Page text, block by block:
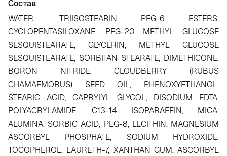
Состав
WATER, TRIISOSTEARIN PEG-6 ESTERS,
CYCLOPENTASILOXANE, PEG-20 METHYL GLUCOSE
SESQUISTEARATE, GLYCERIN, METHYL GLUCOSE
SESQUISTEARATE, SORBITAN STEARATE, DIMETHICONE,
BORON NITRIDE, CLOUDBERRY (RUBUS
CHAMAEMORUS) SEED OIL, PHENOXYETHANOL,
STEARIC ACID, CAPRYLYL GLYCOL, DISODIUM EDTA,
POLYACRYLAMIDE, C13-14 ISOPARAFFIN, MICA,
ALUMINA, SORBIC ACID, PEG-8, LECITHIN, MAGNESIUM
ASCORBYL PHOSPHATE, SODIUM HYDROXIDE,
TOCOPHEROL, LAURETH-7, XANTHAN GUM, ASCORBYL